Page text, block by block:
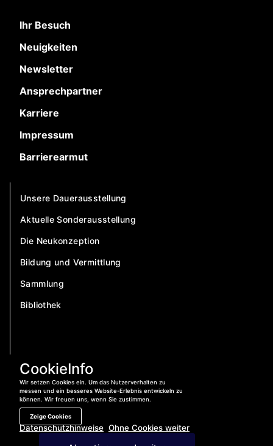
CookieInfo
Wir setzen Cookies ein. Um das Nutzerverhalten zu
messen und ein besseres Website-Erlebnis entwickeln zu
können. Wir freuen uns, wenn Sie zustimmen.
Zeige Cookies
Datenschutzhinweise Ohne Cookies weiter
Jetzt anrufen:
Ihr Besuch
Neuigkeiten
Newsletter
Ansprechpartner
Karriere
Impressum
Barrierearmut
Unsere Dauerausstellung
Aktuelle Sonderausstellung
Die Neukonzeption
Bildung und Vermittlung
Sammlung
Bibliothek